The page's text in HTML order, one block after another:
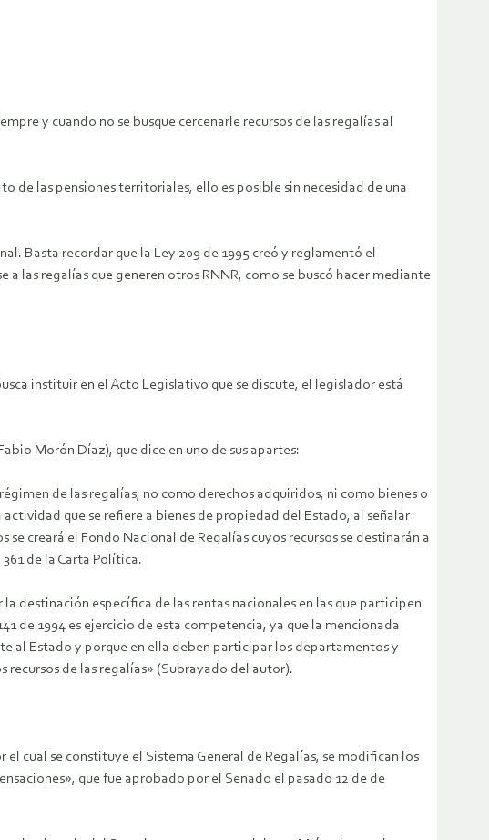
y cuando no se busque cercenarle recursos de las regalías al
de las pensiones territoriales, ello es posible sin necesidad de una
Basta recordar que la Ley 209 de 1995 creó y reglamentó el
las regalías que generen otros RNNR, como se buscó hacer mediante
instituir en el Acto Legislativo que se discute, el legislador está
Morón Díaz), que dice en uno de sus apartes:
de las regalías, no como derechos adquiridos, ni como bienes o
que se refiere a bienes de propiedad del Estado, al señalar
creará el Fondo Nacional de Regalías cuyos recursos se destinarán a
de la Carta Política.
destinación específica de las rentas nacionales en las que participen
de 1994 es ejercicio de esta competencia, ya que la mencionada
al Estado y porque en ella deben participar los departamentos y
de las regalías» (Subrayado del autor).
cual se constituye el Sistema General de Regalías, se modifican los
que fue aprobado por el Senado el pasado 12 de de